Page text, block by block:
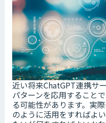
近い将来ChatGPT連携サ
パターンを応用すること
る可能性があります。実
のように活用をすればよ